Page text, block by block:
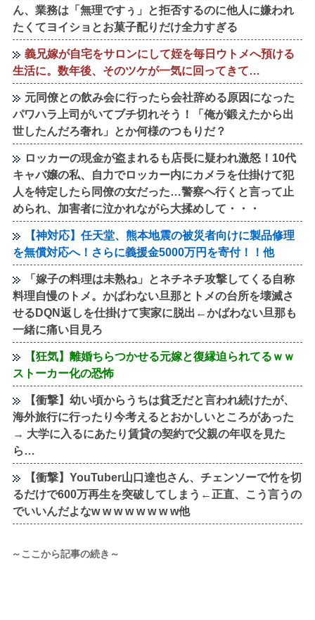
ん、業務は「無理ですぅ」と拒否するのに他人に嫌われ
たくてヨイショとお菓子配りだけ全力すぎる
義兄嫁が自宅をサロンにして姪を毎日ウトメへ預ける
生活に。数年後、そのツケが一気に回ってきて…
元同僚との飲み会に行ったら会社辞める原因になった
パワハラ上司がいてブチ切れそう！「俺が鍛えたから出
世したんだろ奢れ」とか何様のつもりだ？
ロッカーの現金が盗まれるも店長に疑われ激怒！10代
キャバ嬢の私、自力でロッカー内にカメラを仕掛けて犯
人を特定したら同僚の女だった…警察へ行くと言って止
められ、加害者に泣かれながら大揉めして・・・
【神対応】任天堂、熊本地震の被災者向けに製品修理
を無償対応へ！さらに義援金5000万円を寄付！！他
「嫁子の料理は未熟ね」とネチネチ攻撃してくる自称
料理自慢のトメ。かばわない旦那とトメの台所を壊滅さ
せるDQN返しを仕掛けて実家に脱出←かばわない旦那も
一緒に痛い目見ろ
【狂気】離婚ちらつかせる元嫁と復縁迫られてるｗｗ
ストーカー化の恐怖
【衝撃】幼い頃からうちは貧乏だと言われ続けたが、
海外旅行に行ったり今考えるとおかしいところがあった
→ 大学に入るにあたり賃貸の契約で父親の年収を見た
ら…
【衝撃】YouTuber山口達也さん、チェンソーで竹を切
るだけで600万再生を突破してしまう←正直、こう言うの
でいいんだよなw w w w w w w w他
～ここから記事の続き～